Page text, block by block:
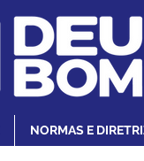
NORMAS E